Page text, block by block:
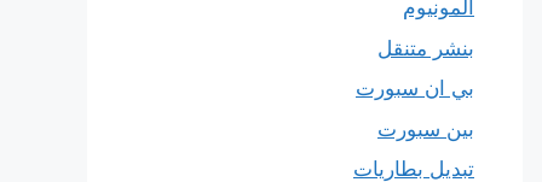
المونيوم
بنشر متنقل
بي ان سبورت
بين سبورت
تبديل بطاريات